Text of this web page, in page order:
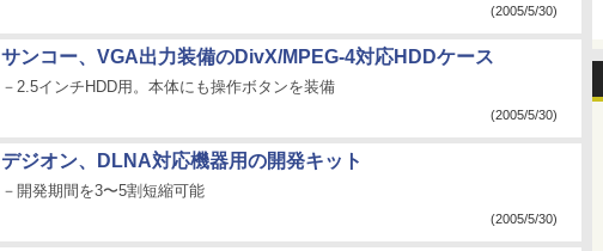
(2005/5/30)
サンコー、VGA出力装備のDivX/MPEG-4対応HDDケース
－2.5インチHDD用。本体にも操作ボタンを装備
(2005/5/30)
デジオン、DLNA対応機器用の開発キット
－開発期間を3〜5割短縮可能
(2005/5/30)